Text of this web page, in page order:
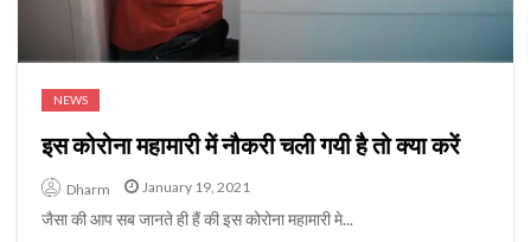
NEWS
इस कोरोना महामारी में नौकरी चली गयी है तो क्या करें
Dharm January 19, 2021
जैसा की आप सब जानते ही हैं की इस कोरोना महामारी मे...